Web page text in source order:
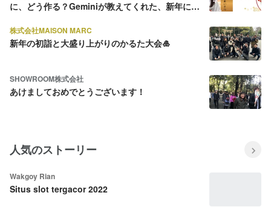
に、どう作る？Geminiが教えてくれた、新年に知
株式会社MAISON MARC
新年の初詣と大盛り上がりのかるた大会🎍
SHOWROOM株式会社
あけましておめでとうございます！
人気のストーリー
Wakgoy Rian
Situs slot tergacor 2022